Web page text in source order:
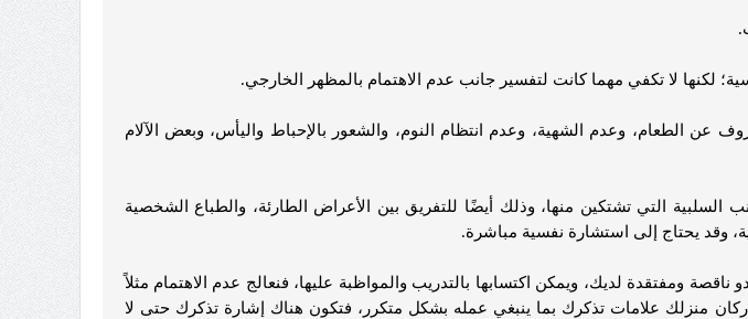
لكنها لا تكفي مهما كانت لتفسير جانب عدم الاهتمام بالمظهر الخارجي.
الطعام، وعدم الشهية، وعدم انتظام النوم، والشعور بالإحباط واليأس، وبعض الآلام
التي تشتكين منها، وذلك أيضًا للتفريق بين الأعراض الطارئة، والطباع الشخصية
وقد يحتاج إلى استشارة نفسية مباشرة.
ومفتقدة لديك، ويمكن اكتسابها بالتدريب والمواظبة عليها، فنعالج عدم الاهتمام مثلاً
منزلك علامات تذكرك بما ينبغي عمله بشكل متكرر، فتكون هناك إشارة تذكرك حتى لا